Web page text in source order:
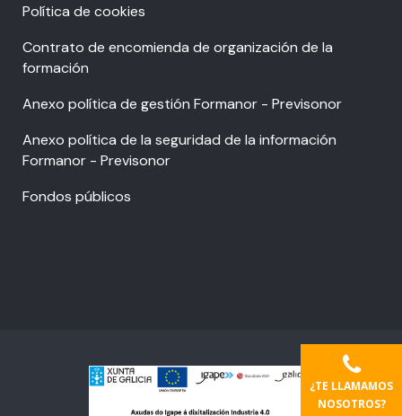
Política de cookies
Contrato de encomienda de organización de la
formación
Anexo política de gestión Formanor - Previsonor
Anexo política de la seguridad de la información
Formanor - Previsonor
Fondos públicos
¿TE LLAMAMOS
NOSOTROS?